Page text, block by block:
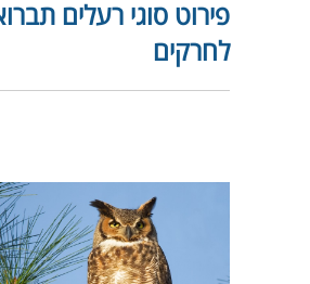
פירוט סוגי רעלים
לחרקים